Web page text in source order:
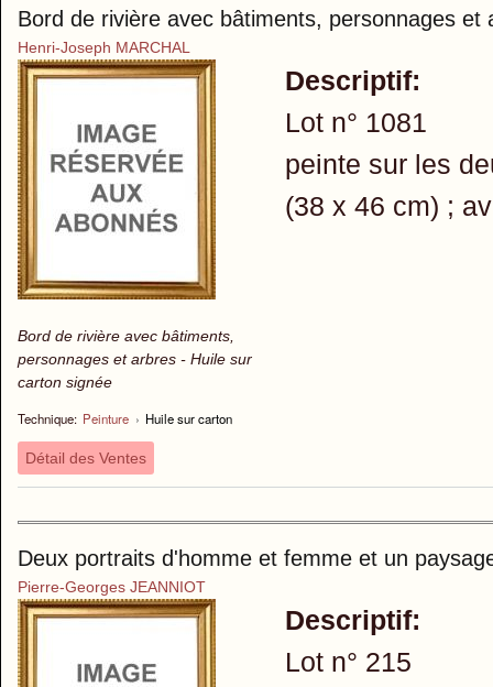
Bord de rivière avec bâtiments, personnages et
Henri-Joseph MARCHAL
Bord de rivière avec bâtiments,
personnages et arbres - Huile sur
carton signée
Technique: Peinture › Huile sur carton
Descriptif:
Lot n° 1081
peinte sur les
(38 x 46 cm) ;
Détail des Ventes
Deux portraits d'homme et femme et un
Pierre-Georges JEANNIOT
Descriptif:
Lot n° 215